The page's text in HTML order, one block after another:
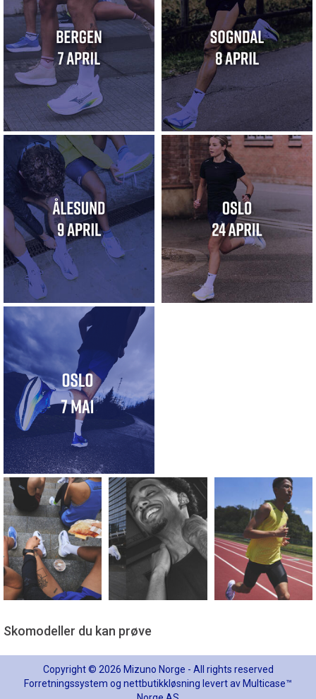
Skomodeller du kan prøve
Copyright © 2026 Mizuno Norge - All rights reserved
Forretningssystem og nettbutikkløsning levert av Multicase™